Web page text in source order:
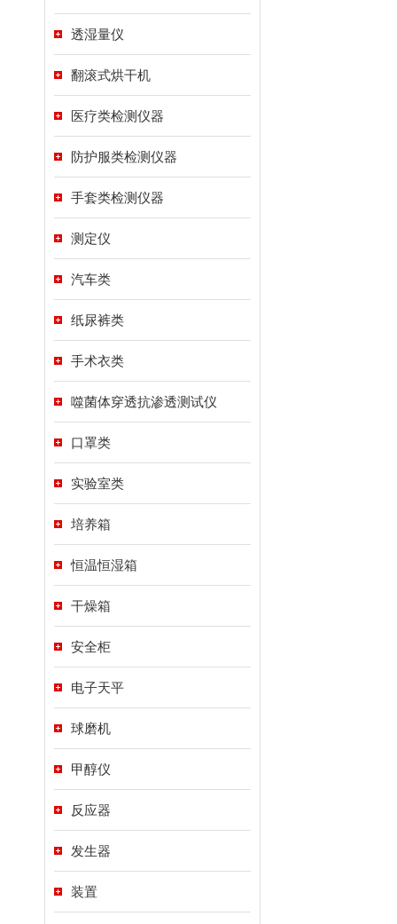
透湿量仪
翻滚式烘干机
医疗类检测仪器
防护服类检测仪器
手套类检测仪器
测定仪
汽车类
纸尿裤类
手术衣类
噬菌体穿透抗渗透测试仪
口罩类
实验室类
培养箱
恒温恒湿箱
干燥箱
安全柜
电子天平
球磨机
甲醇仪
反应器
发生器
装置